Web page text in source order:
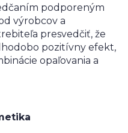
podporeným
výrobcov a
presvedčiť, že
pozitívny efekt,
opaľovania a